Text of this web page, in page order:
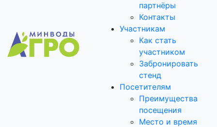
партнёры
Контакты
Участникам
Как стать
участником
Забронировать
стенд
Посетителям
Преимущества
посещения
Место и время